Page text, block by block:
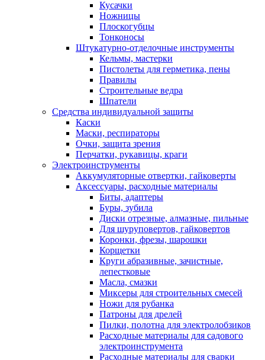
Кусачки
Ножницы
Плоскогубцы
Тонконосы
Штукатурно-отделочные инструменты
Кельмы, мастерки
Пистолеты для герметика, пены
Правилы
Строительные ведра
Шпатели
Средства индивидуальной защиты
Каски
Маски, респираторы
Очки, защита зрения
Перчатки, рукавицы, краги
Электроинструменты
Аккумуляторные отвертки, гайковерты
Аксессуары, расходные материалы
Биты, адаптеры
Буры, зубила
Диски отрезные, алмазные, пильные
Для шуруповертов, гайковертов
Коронки, фрезы, шарошки
Корщетки
Круги абразивные, зачистные,
лепестковые
Масла, смазки
Миксеры для строительных смесей
Ножи для рубанка
Патроны для дрелей
Пилки, полотна для электролобзиков
Расходные материалы для садового
электроинструмента
Расходные материалы для сварки